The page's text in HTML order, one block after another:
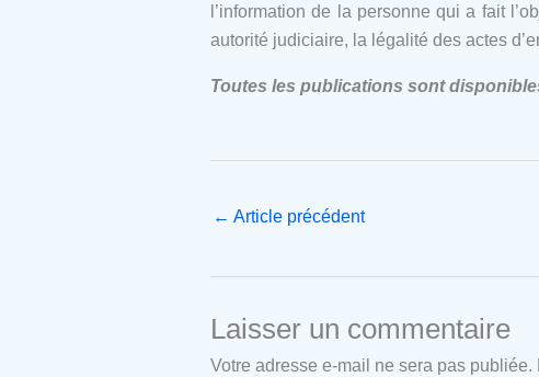
l’information de la personne qui a fait
autorité judiciaire, la légalité des actes
Toutes les publications sont
← Article précédent
Laisser un commentaire
Votre adresse e-mail ne sera pas publiée.